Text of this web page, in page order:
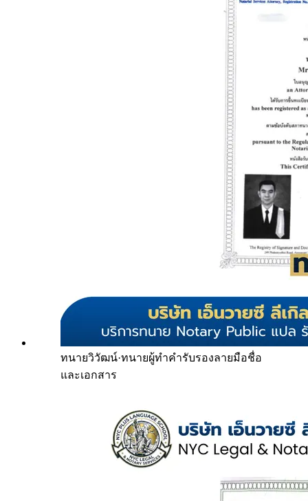
ทนายวิวัฒน์·ทนายผู้ทำคำรับรองลายมือชื่อ
และเอกสาร